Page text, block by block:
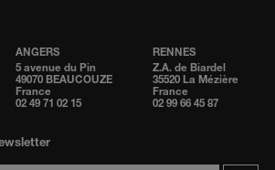
ANGERS
5 avenue du Pin
49070 BEAUCOUZE
France
02 49 71 02 15
RENNES
Z.A. de Biardel
35520 La Mézière
France
02 99 66 45 87